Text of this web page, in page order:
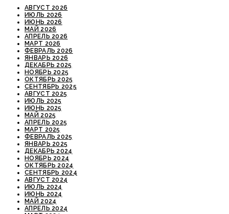
АВГУСТ 2026
ИЮЛЬ 2026
ИЮНЬ 2026
МАЙ 2026
АПРЕЛЬ 2026
МАРТ 2026
ФЕВРАЛЬ 2026
ЯНВАРЬ 2026
ДЕКАБРЬ 2025
НОЯБРЬ 2025
ОКТЯБРЬ 2025
СЕНТЯБРЬ 2025
АВГУСТ 2025
ИЮЛЬ 2025
ИЮНЬ 2025
МАЙ 2025
АПРЕЛЬ 2025
МАРТ 2025
ФЕВРАЛЬ 2025
ЯНВАРЬ 2025
ДЕКАБРЬ 2024
НОЯБРЬ 2024
ОКТЯБРЬ 2024
СЕНТЯБРЬ 2024
АВГУСТ 2024
ИЮЛЬ 2024
ИЮНЬ 2024
МАЙ 2024
АПРЕЛЬ 2024